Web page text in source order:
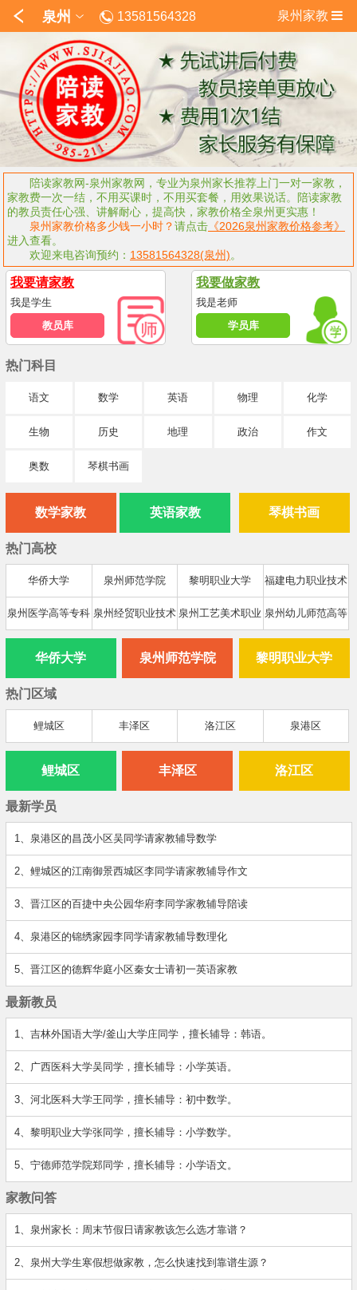
泉州 13581564328 泉州家教
陪读家教网-泉州家教网，专业为泉州家长推荐上门一对一家教，
家教费一次一结，不用买课时，不用买套餐，用效果说话。陪读家教
的教员责任心强、讲解耐心，提高快，家教价格全泉州更实惠！
泉州家教价格多少钱一小时？请点击 《2026泉州家教价格参考》
进入查看。
欢迎来电咨询预约： 13581564328(泉州)。
我要请家教
我是学生
教员库
我要做家教
我是老师
学员库
热门科目
语文 数学 英语 物理 化学
生物 历史 地理 政治 作文
奥数 琴棋书画
数学家教 英语家教 琴棋书画
热门高校
华侨大学 泉州师范学院 黎明职业大学 福建电力职业技术
学院
泉州医学高等专科 泉州经贸职业技术 泉州工艺美术职业 泉州幼儿师范高等
华侨大学 泉州师范学院 黎明职业大学
热门区域
鲤城区 丰泽区 洛江区 泉港区
鲤城区 丰泽区 洛江区
最新学员
1、泉港区的昌茂小区吴同学请家教辅导数学
2、鲤城区的江南御景西城区李同学请家教辅导作文
3、晋江区的百捷中央公园华府李同学家教辅导陪读
4、泉港区的锦绣家园李同学请家教辅导数理化
5、晋江区的德辉华庭小区秦女士请初一英语家教
最新教员
1、吉林外国语大学/釜山大学庄同学，擅长辅导：韩语。
2、广西医科大学吴同学，擅长辅导：小学英语。
3、河北医科大学王同学，擅长辅导：初中数学。
4、黎明职业大学张同学，擅长辅导：小学数学。
5、宁德师范学院郑同学，擅长辅导：小学语文。
家教问答
1、泉州家长：周末节假日请家教该怎么选才靠谱？
2、泉州大学生寒假想做家教，怎么快速找到靠谱生源？